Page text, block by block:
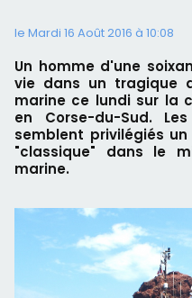
le Mardi 16 Août 2016 à 10:08
Un homme d'une
vie dans un tragique
marine ce lundi sur la
en Corse-du-Sud.
semblent privilégiés
"classique" dans le
marine.